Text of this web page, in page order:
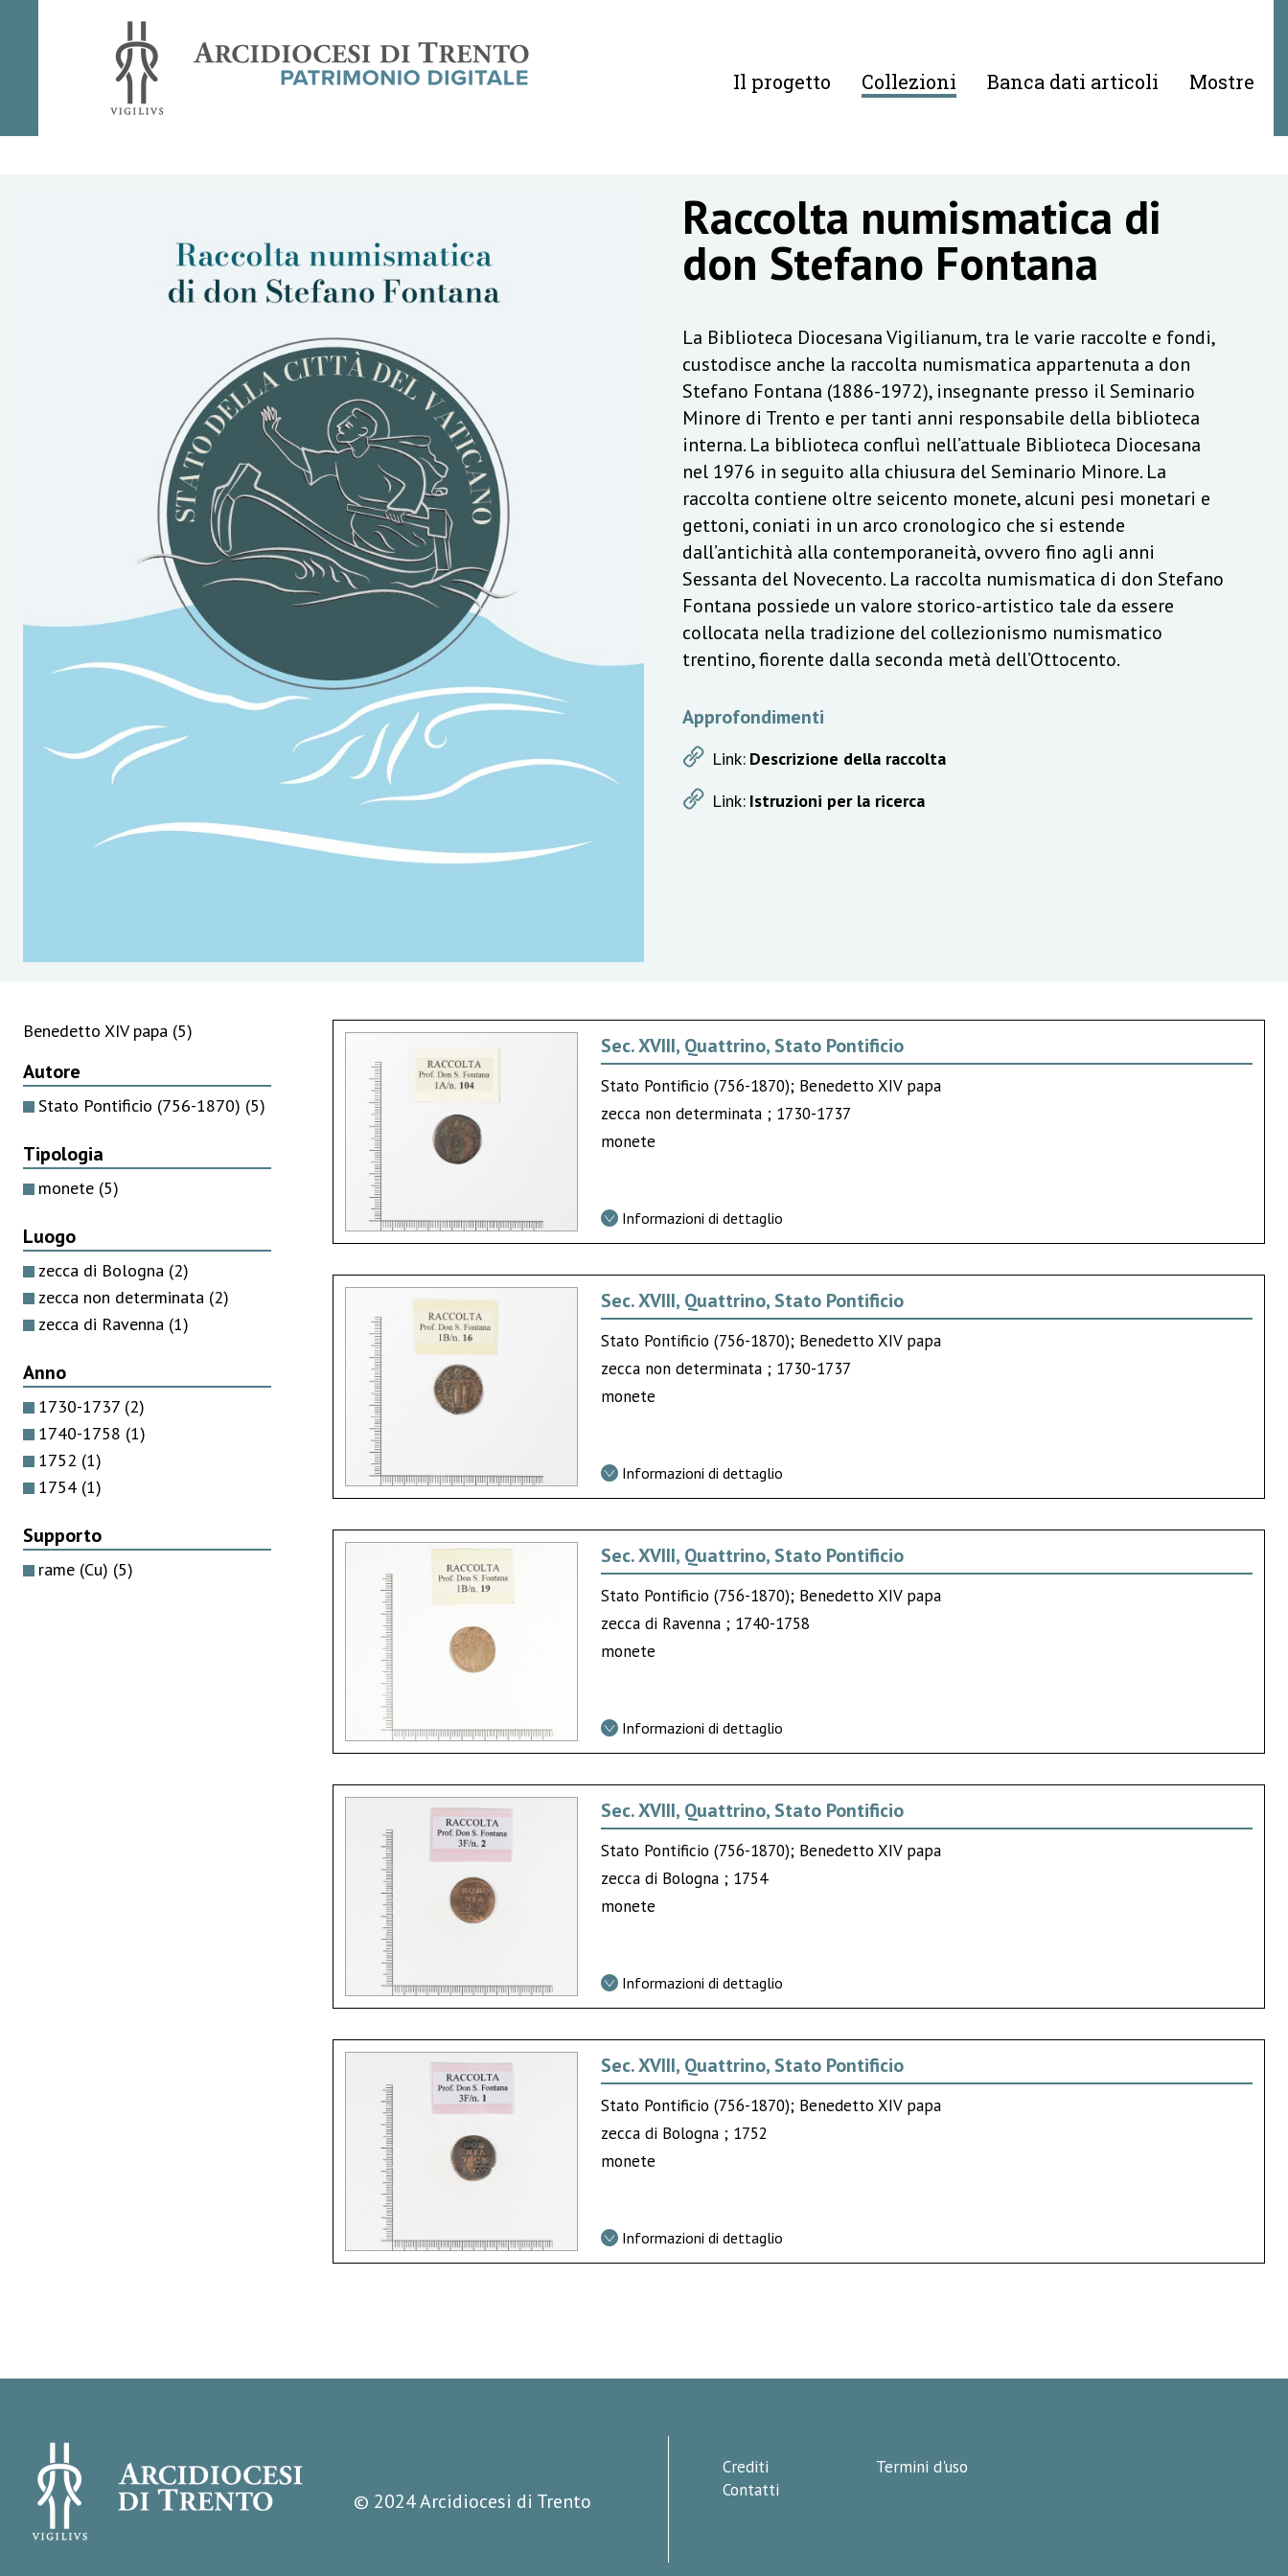
Il progetto Collezioni Banca dati articoli Mostre
Raccolta numismatica di
don Stefano Fontana
La Biblioteca Diocesana Vigilianum, tra le varie raccolte e fondi,
custodisce anche la raccolta numismatica appartenuta a don
Stefano Fontana (1886-1972), insegnante presso il Seminario
Minore di Trento e per tanti anni responsabile della biblioteca
interna. La biblioteca confluì nell’attuale Biblioteca Diocesana
nel 1976 in seguito alla chiusura del Seminario Minore. La
raccolta contiene oltre seicento monete, alcuni pesi monetari e
gettoni, coniati in un arco cronologico che si estende
dall’antichità alla contemporaneità, ovvero fino agli anni
Sessanta del Novecento. La raccolta numismatica di don Stefano
Fontana possiede un valore storico-artistico tale da essere
collocata nella tradizione del collezionismo numismatico
trentino, fiorente dalla seconda metà dell’Ottocento.
Approfondimenti
Link: Descrizione della raccolta
Link: Istruzioni per la ricerca
Benedetto XIV papa (5)
Autore
Stato Pontificio (756-1870) (5)
Tipologia
monete (5)
Luogo
zecca di Bologna (2)
zecca non determinata (2)
zecca di Ravenna (1)
Anno
1730-1737 (2)
1740-1758 (1)
1752 (1)
1754 (1)
Supporto
rame (Cu) (5)
Sec. XVIII, Quattrino, Stato Pontificio
Stato Pontificio (756-1870); Benedetto XIV papa
zecca non determinata ; 1730-1737
monete
Informazioni di dettaglio
Sec. XVIII, Quattrino, Stato Pontificio
Stato Pontificio (756-1870); Benedetto XIV papa
zecca non determinata ; 1730-1737
monete
Informazioni di dettaglio
Sec. XVIII, Quattrino, Stato Pontificio
Stato Pontificio (756-1870); Benedetto XIV papa
zecca di Ravenna ; 1740-1758
monete
Informazioni di dettaglio
Sec. XVIII, Quattrino, Stato Pontificio
Stato Pontificio (756-1870); Benedetto XIV papa
zecca di Bologna ; 1754
monete
Informazioni di dettaglio
Sec. XVIII, Quattrino, Stato Pontificio
Stato Pontificio (756-1870); Benedetto XIV papa
zecca di Bologna ; 1752
monete
Informazioni di dettaglio
© 2024 Arcidiocesi di Trento
Crediti
Contatti
Termini d'uso